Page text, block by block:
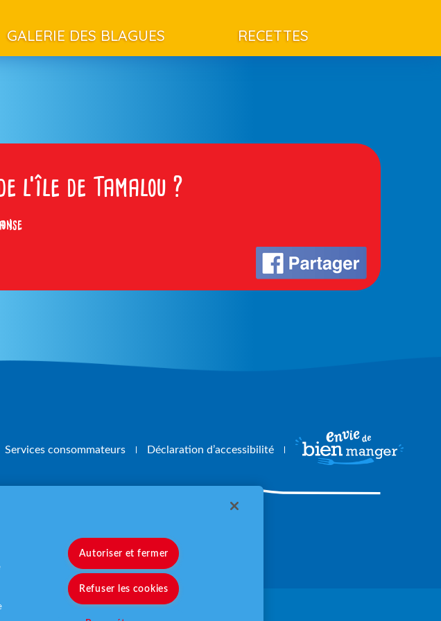
GALERIE DES BLAGUES RECETTES
l’île de Tamalou ?
!
Services consommateurs Déclaration d’accessibilité
par jourwww.mangerbouger.fr
Autoriser et fermer
Refuser les cookies